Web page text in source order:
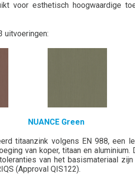
voor esthetisch hoogwaardige
uitvoeringen:
Green
titaanzink volgens EN 988, een
van koper, titaan en
van het basismateriaal
(Approval QIS122).